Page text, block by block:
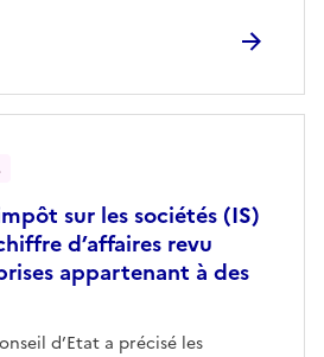
sur les sociétés (IS)
d’affaires revu
appartenant à des
d’Etat a précisé les